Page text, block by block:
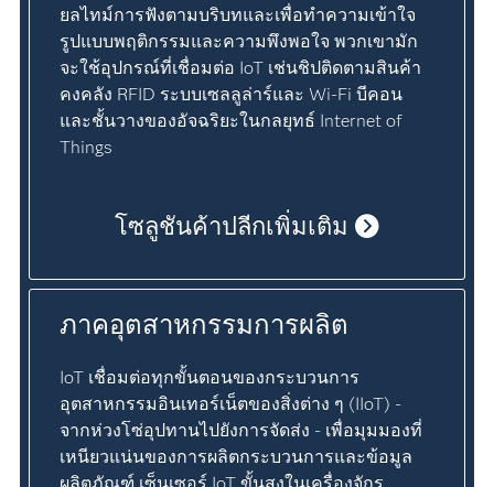
ยลไทม์การฟังตามบริบทและเพื่อทำความเข้าใจ
รูปแบบพฤติกรรมและความพึงพอใจ พวกเขามัก
จะใช้อุปกรณ์ที่เชื่อมต่อ IoT เช่นชิปติดตามสินค้า
คงคลัง RFID ระบบเซลลูล่าร์และ Wi-Fi บีคอน
และชั้นวางของอัจฉริยะในกลยุทธ์ Internet of
Things
โซลูชันค้าปลีกเพิ่มเติม
ภาคอุตสาหกรรมการผลิต
IoT เชื่อมต่อทุกขั้นตอนของกระบวนการ
อุตสาหกรรมอินเทอร์เน็ตของสิ่งต่าง ๆ (IIoT) -
จากห่วงโซ่อุปทานไปยังการจัดส่ง - เพื่อมุมมองที่
เหนียวแน่นของการผลิตกระบวนการและข้อมูล